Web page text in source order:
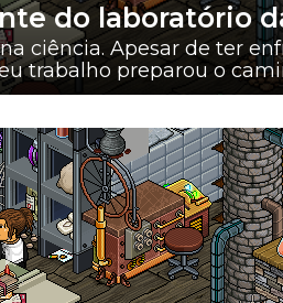
do laboratório
ciência. Apesar de ter
trabalho preparou o